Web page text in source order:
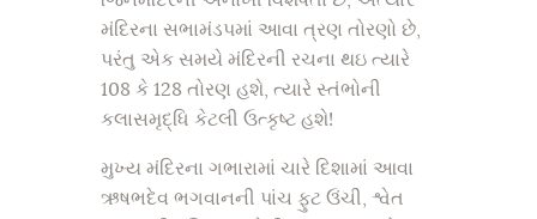
મંદિરના સભામંડપમાં આવા ત્રણ તોરણો છે,
પરંતુ એક સમયે મંદિરની રચના થઇ ત્યારે
108 કે 128 તોરણ હશે, ત્યારે સ્તંભોની
કલાસમૃદ્ધિ કેટલી ઉત્કૃષ્ટ હશે!
મુખ્ય મંદિરના ગભારામાં ચારે દિશામાં આવા
ઋષભદેવ ભગવાનની પાંચ ફુટ ઉંચી, શ્વેત